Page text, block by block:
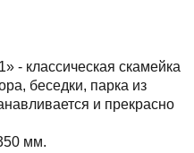
- классическая скамейка
беседки, парка из
и прекрасно
мм.